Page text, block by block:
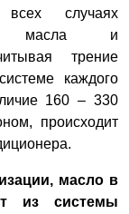
всех случаях
масла и
трение
каждого
160 – 330
происходит
масло в
из системы